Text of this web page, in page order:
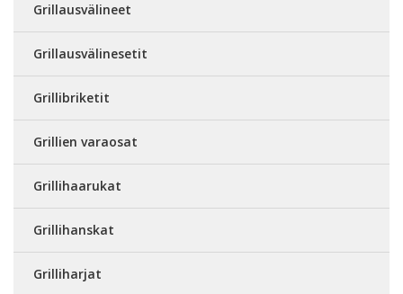
Grillausvälineet
Grillausvälinesetit
Grillibriketit
Grillien varaosat
Grillihaarukat
Grillihanskat
Grilliharjat